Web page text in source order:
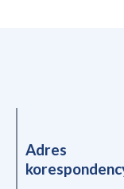
Adres